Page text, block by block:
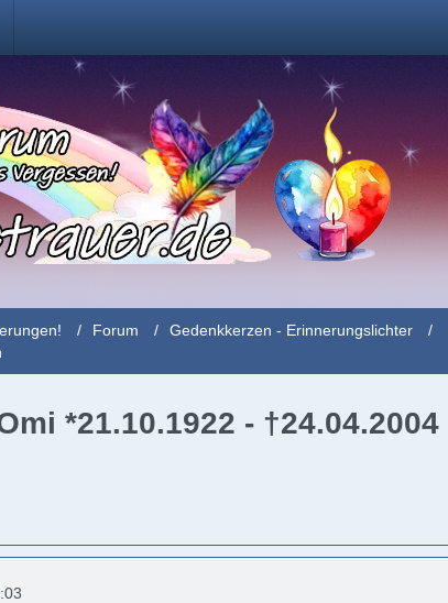
Forum
Gedenkkerzen - Erinnerungslichter
*21.10.1922 -